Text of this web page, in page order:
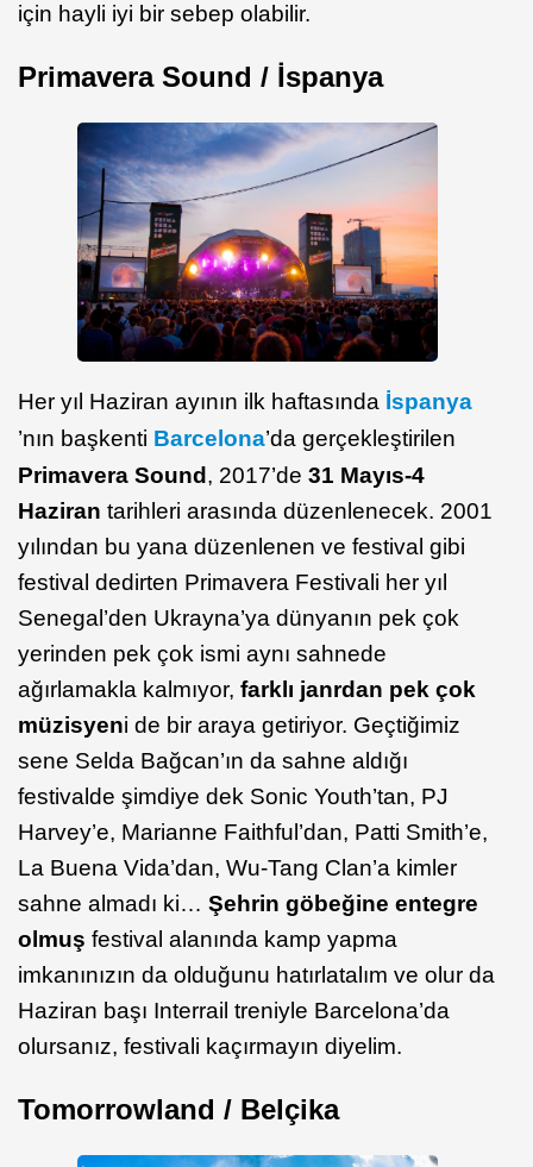
için hayli iyi bir sebep olabilir.
Primavera Sound / İspanya
Her yıl Haziran ayının ilk haftasında İspanya
’nın başkenti Barcelona’da gerçekleştirilen
Primavera Sound , 2017’de 31 Mayıs-4
Haziran tarihleri arasında düzenlenecek. 2001
yılından bu yana düzenlenen ve festival gibi
festival dedirten Primavera Festivali her yıl
Senegal’den Ukrayna’ya dünyanın pek çok
yerinden pek çok ismi aynı sahnede
ağırlamakla kalmıyor, farklı janrdan pek çok
müzisyeni de bir araya getiriyor. Geçtiğimiz
sene Selda Bağcan’ın da sahne aldığı
festivalde şimdiye dek Sonic Youth’tan, PJ
Harvey’e, Marianne Faithful’dan, Patti Smith’e,
La Buena Vida’dan, Wu-Tang Clan’a kimler
sahne almadı ki… Şehrin göbeğine entegre
olmuş festival alanında kamp yapma
imkanınızın da olduğunu hatırlatalım ve olur da
Haziran başı Interrail treniyle Barcelona’da
olursanız, festivali kaçırmayın diyelim.
Tomorrowland / Belçika